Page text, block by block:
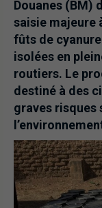
Douanes (BM)
saisie majeure
fûts de
isolées en
routiers. Le
destiné à des
graves risques